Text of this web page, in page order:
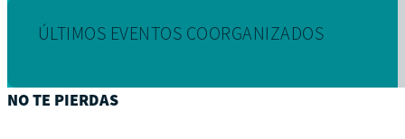
ÚLTIMOS EVENTOS COORGANIZADOS
NO TE PIERDAS